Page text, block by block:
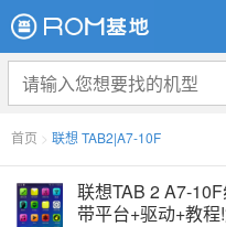
首页 > 联想 TAB2|A7-10F
联想TAB 2 A7-
带平台+驱动+教